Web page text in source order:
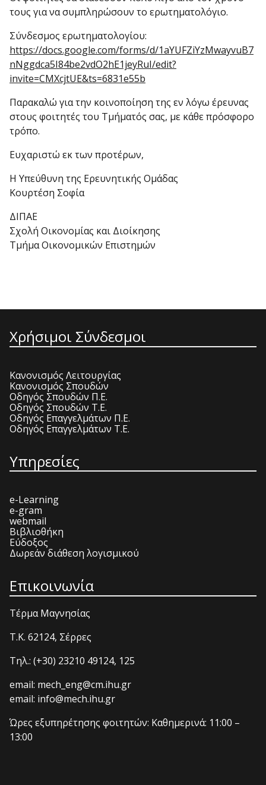
τους για να συμπληρώσουν το ερωτηματολόγιο.
Σύνδεσμος ερωτηματολογίου:
https://docs.google.com/forms/d/1aYUFZiYzMwayvuB7
nNggdca5I84be2vdO2hE1jeyRuI/edit?
invite=CMXcjtUE&ts=6831e55b
Παρακαλώ για την κοινοποίηση της εν λόγω έρευνας
στους φοιτητές του Τμήματός σας, με κάθε πρόσφορο
τρόπο.
Ευχαριστώ εκ των προτέρων,
Η Υπεύθυνη της Ερευνητικής Ομάδας
Κουρτέση Σοφία
ΔΙΠΑΕ
Σχολή Οικονομίας και Διοίκησης
Τμήμα Οικονομικών Επιστημών
Χρήσιμοι Σύνδεσμοι
Κανονισμός Λειτουργίας
Κανονισμός Σπουδών
Οδηγός Σπουδών Π.Ε.
Οδηγός Σπουδών Τ.Ε.
Οδηγός Επαγγελμάτων Π.Ε.
Οδηγός Επαγγελμάτων Τ.Ε.
Υπηρεσίες
e-Learning
e-gram
webmail
Βιβλιοθήκη
Εύδοξος
Δωρεάν διάθεση λογισμικού
Επικοινωνία
Τέρμα Μαγνησίας
T.K. 62124, Σέρρες
Τηλ.: (+30) 23210 49124, 125
email: mech_eng@cm.ihu.gr
email: info@mech.ihu.gr
Ώρες εξυπηρέτησης φοιτητών: Καθημερινά: 11:00 –
13:00